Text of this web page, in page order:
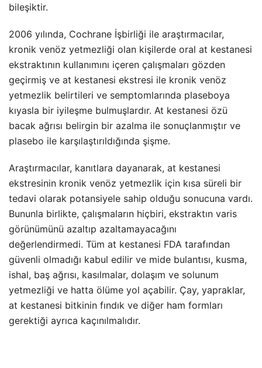
bileşiktir.
2006 yılında, Cochrane İşbirliği ile araştırmacılar,
kronik venöz yetmezliği olan kişilerde oral at kestanesi
ekstraktının kullanımını içeren çalışmaları gözden
geçirmiş ve at kestanesi ekstresi ile kronik venöz
yetmezlik belirtileri ve semptomlarında plaseboya
kıyasla bir iyileşme bulmuşlardır. At kestanesi özü
bacak ağrısı belirgin bir azalma ile sonuçlanmıştır ve
plasebo ile karşılaştırıldığında şişme.
Araştırmacılar, kanıtlara dayanarak, at kestanesi
ekstresinin kronik venöz yetmezlik için kısa süreli bir
tedavi olarak potansiyele sahip olduğu sonucuna vardı.
Bununla birlikte, çalışmaların hiçbiri, ekstraktın varis
görünümünü azaltıp azaltamayacağını
değerlendirmedi. Tüm at kestanesi FDA tarafından
güvenli olmadığı kabul edilir ve mide bulantısı, kusma,
ishal, baş ağrısı, kasılmalar, dolaşım ve solunum
yetmezliği ve hatta ölüme yol açabilir. Çay, yapraklar,
at kestanesi bitkinin fındık ve diğer ham formları
gerektiği ayrıca kaçınılmalıdır.